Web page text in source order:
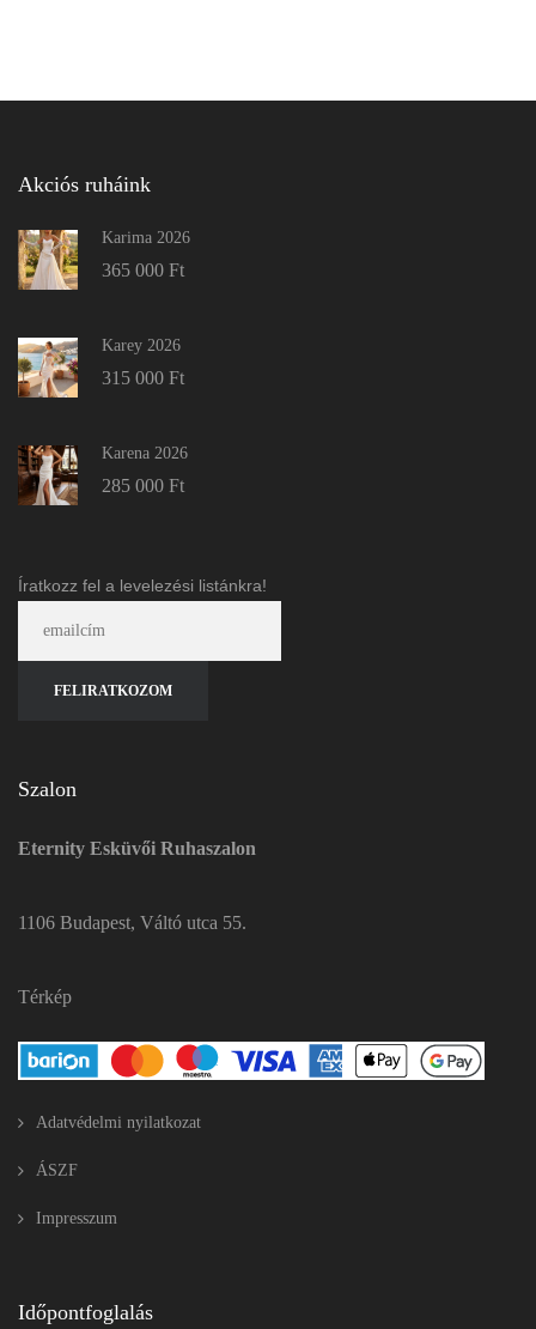
Akciós ruháink
Karima 2026
365 000 Ft
Karey 2026
315 000 Ft
Karena 2026
285 000 Ft
Íratkozz fel a levelezési listánkra!
Szalon
Eternity Esküvői Ruhaszalon
1106 Budapest, Váltó utca 55.
Térkép
Adatvédelmi nyilatkozat
ÁSZF
Impresszum
Időpontfoglalás